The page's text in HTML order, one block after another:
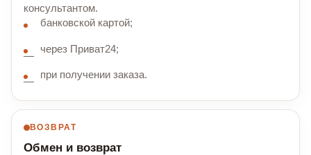
консультантом.
банковской картой;
через Приват24;
при получении заказа.
ВОЗВРАТ
Обмен и возврат